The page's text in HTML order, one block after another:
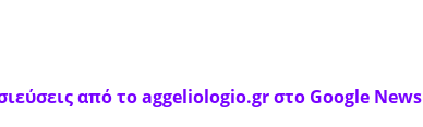
από το aggeliologio.gr στο Google News